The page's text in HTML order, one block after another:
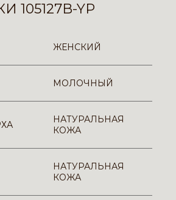
105127B-YP
ЖЕНСКИЙ
МОЛОЧНЫЙ
НАТУРАЛЬНАЯ
КОЖА
НАТУРАЛЬНАЯ
КОЖА